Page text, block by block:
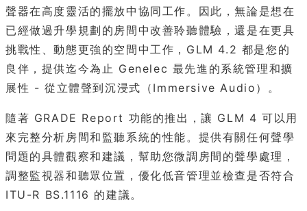
聲器在高度靈活的擺放中協同工作。因此，無論是想在
已經做過升學規劃的房間中改善聆聽體驗，還是在更具
挑戰性、動態更強的空間中工作，GLM 4.2 都是您的
良伴，提供迄今為止 Genelec 最先進的系統管理和擴
展性 - 從立體聲到沉浸式（Immersive Audio）。
隨著 GRADE Report 功能的推出，讓 GLM 4 可以用
來完整分析房間和監聽系統的性能。提供有關任何聲學
問題的具體觀察和建議，幫助您微調房間的聲學處理，
調整監視器和聽眾位置，優化低音管理並檢查是否符合
ITU-R BS.1116 的建議。